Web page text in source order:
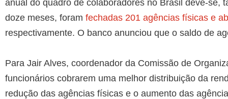
anual do quadro de colaboradores no Brasil deve-se,
doze meses, foram fechadas 201 agências físicas e
respectivamente. O banco anunciou que o saldo de
Para Jair Alves, coordenador da Comissão de
funcionários cobrarem uma melhor distribuição da
redução das agências físicas e o aumento das